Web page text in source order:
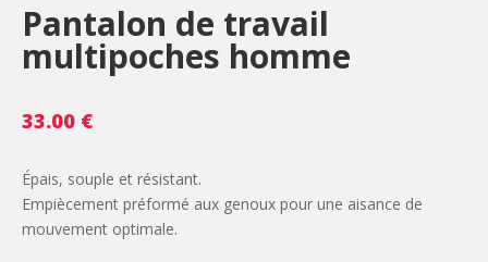
Pantalon de travail
multipoches homme
33.00 €
Épais, souple et résistant.
Empiècement préformé aux genoux pour une aisance de
mouvement optimale.